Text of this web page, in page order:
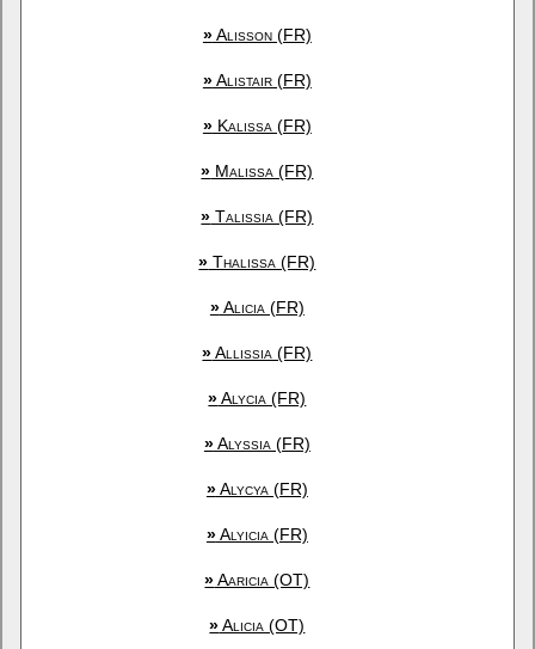
»Alisson (FR)
»Alistair (FR)
»Kalissa (FR)
» Malissa (FR)
» Talissia (FR)
» Thalissa (FR)
»Alicia (FR)
»Allissia (FR)
»Alycia (FR)
»Alyssia (FR)
»Alycya (FR)
»Alyicia (FR)
»Aaricia (OT)
»Alicia (OT)